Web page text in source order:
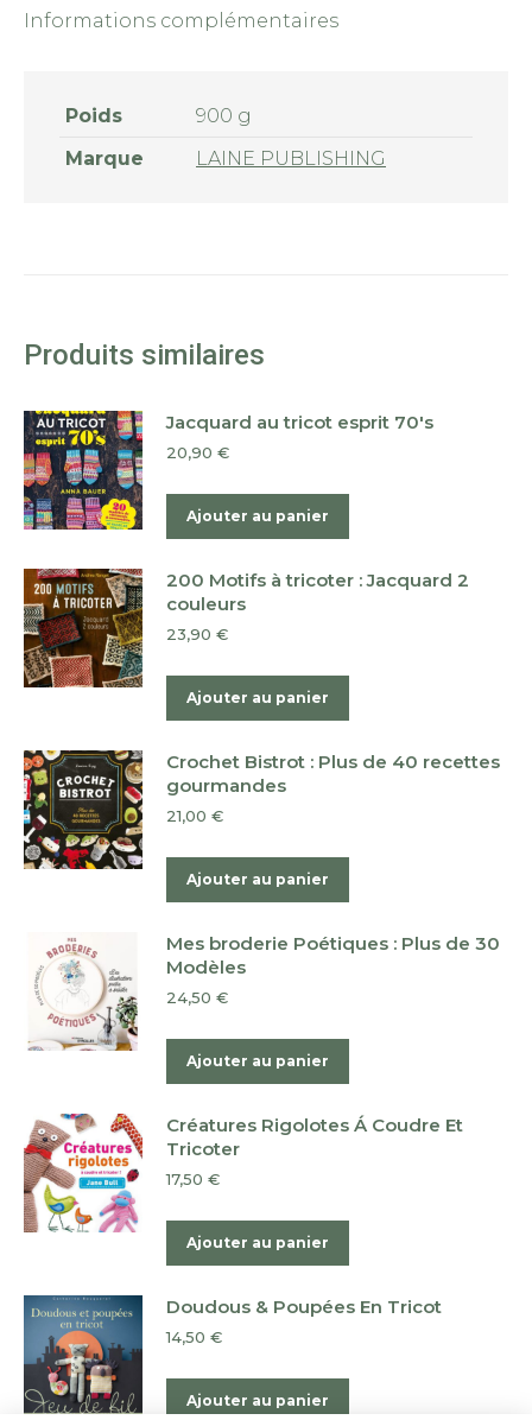
Informations complémentaires
Poids
900 g
Marque
LAINE PUBLISHING
Produits similaires
Jacquard au tricot esprit 70's
20,90 €
Ajouter au panier
200 Motifs à tricoter : Jacquard 2
couleurs
23,90 €
Ajouter au panier
Crochet Bistrot : Plus de 40 recettes
gourmandes
21,00 €
Ajouter au panier
Mes broderie Poétiques : Plus de 30
Modèles
24,50 €
Ajouter au panier
Créatures Rigolotes Á Coudre Et
Tricoter
17,50 €
Ajouter au panier
Doudous & Poupées En Tricot
14,50 €
Ajouter au panier